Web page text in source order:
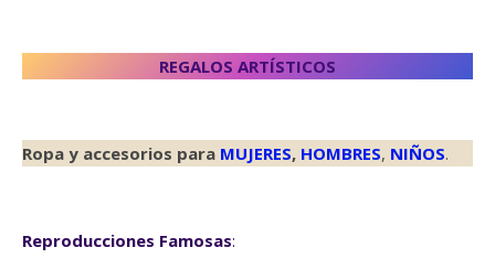
REGALOS ARTÍSTICOS
Ropa y accesorios para MUJERES, HOMBRES, NIÑOS.
Reproducciones Famosas: